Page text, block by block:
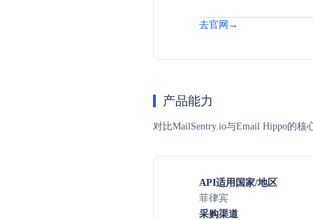
去官网→
产品能力
对比MailSentry.io与Email Hippo的
API适用国家/地区
菲律宾
采购渠道